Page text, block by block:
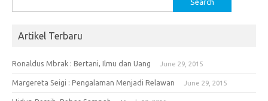
for:
Artikel Terbaru
Ronaldus Mbrak : Bertani, Ilmu dan Uang June 29, 2015
Margereta Seigi : Pengalaman Menjadi Relawan June 29, 2015